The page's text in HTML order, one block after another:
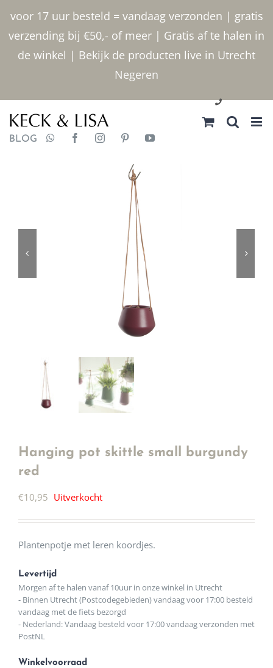
voor 17 uur besteld = vandaag verzonden | gratis
verzending bij €50,- of meer | Gratis af te halen in
de winkel | Bekijk de producten live in Utrecht
Negeren
inhoud
030 2400000
BLOG
Hanging pot skittle small burgundy
red
€10,95 Uitverkocht
Plantenpotje met leren koordjes.
Levertijd
Morgen af te halen vanaf 10uur in onze winkel in Utrecht
- Binnen Utrecht (Postcodegebieden) vandaag voor 17:00 besteld
vandaag met de fiets bezorgd
- Nederland: Vandaag besteld voor 17:00 vandaag verzonden met
PostNL
Winkelvoorraad